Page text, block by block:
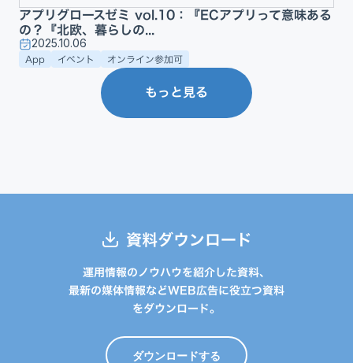
アプリグロースゼミ vol.10：『ECアプリって意味ある
の？『北欧、暮らしの...
2025.10.06
App イベント オンライン参加可
もっと見る
資料ダウンロード
運用情報のノウハウを紹介した資料、
最新の媒体情報などWEB広告に役立つ資料
をダウンロード。
ダウンロードする